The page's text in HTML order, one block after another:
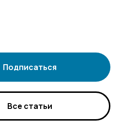
Подписаться
Все статьи